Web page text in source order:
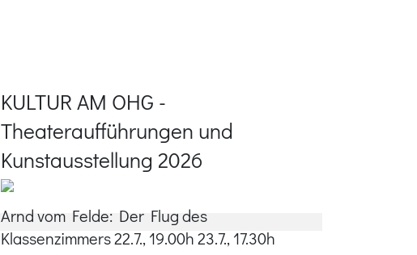
KULTUR AM OHG -
Theateraufführungen und
Kunstausstellung 2026
Arnd vom Felde: Der Flug des
Klassenzimmers 22.7., 19.00h 23.7., 17.30h